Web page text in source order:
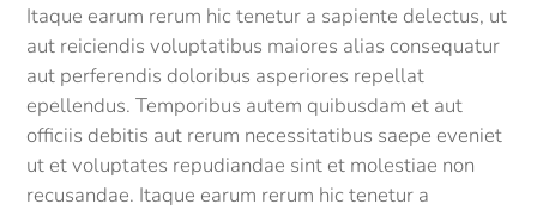
Itaque earum rerum hic tenetur a sapiente delectus, ut
aut reiciendis voluptatibus maiores alias consequatur
aut perferendis doloribus asperiores repellat
epellendus. Temporibus autem quibusdam et aut
officiis debitis aut rerum necessitatibus saepe eveniet
ut et voluptates repudiandae sint et molestiae non
recusandae. Itaque earum rerum hic tenetur a